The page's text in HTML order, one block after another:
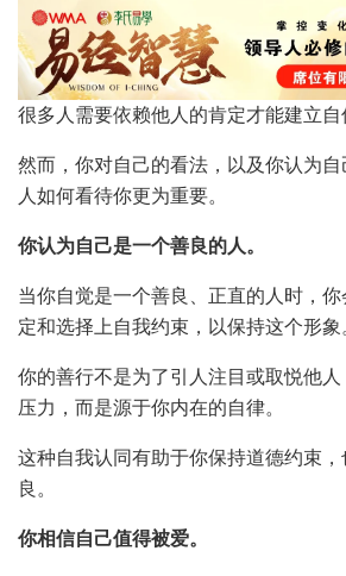
很多人需要依赖他人的肯定才能建立自
然而，你对自己的看法，以及你认为
人如何看待你更为重要。
你认为自己是一个善良的人。
当你自觉是一个善良、正直的人时，
定和选择上自我约束，以保持这个形象
你的善行不是为了引人注目或取悦他
压力，而是源于你内在的自律。
这种自我认同有助于你保持道德约束
良。
你相信自己值得被爱。